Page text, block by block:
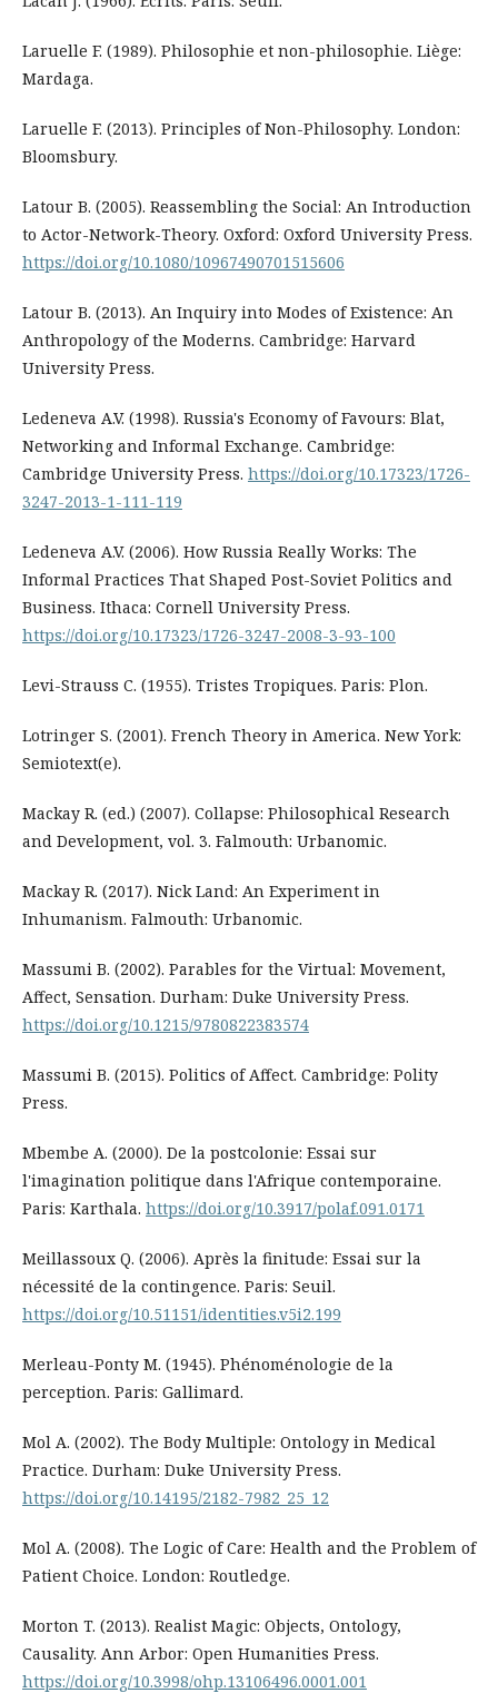
Laruelle F. (1989). Philosophie et non-philosophie. Liège:
Mardaga.
Laruelle F. (2013). Principles of Non-Philosophy. London:
Bloomsbury.
Latour B. (2005). Reassembling the Social: An Introduction
to Actor-Network-Theory. Oxford: Oxford University Press.
https://doi.org/10.1080/10967490701515606
Latour B. (2013). An Inquiry into Modes of Existence: An
Anthropology of the Moderns. Cambridge: Harvard
University Press.
Ledeneva A.V. (1998). Russia's Economy of Favours: Blat,
Networking and Informal Exchange. Cambridge:
Cambridge University Press. https://doi.org/10.17323/1726-
3247-2013-1-111-119
Ledeneva A.V. (2006). How Russia Really Works: The
Informal Practices That Shaped Post-Soviet Politics and
Business. Ithaca: Cornell University Press.
https://doi.org/10.17323/1726-3247-2008-3-93-100
Levi-Strauss C. (1955). Tristes Tropiques. Paris: Plon.
Lotringer S. (2001). French Theory in America. New York:
Semiotext(e).
Mackay R. (ed.) (2007). Collapse: Philosophical Research
and Development, vol. 3. Falmouth: Urbanomic.
Mackay R. (2017). Nick Land: An Experiment in
Inhumanism. Falmouth: Urbanomic.
Massumi B. (2002). Parables for the Virtual: Movement,
Affect, Sensation. Durham: Duke University Press.
https://doi.org/10.1215/9780822383574
Massumi B. (2015). Politics of Affect. Cambridge: Polity
Press.
Mbembe A. (2000). De la postcolonie: Essai sur
l'imagination politique dans l'Afrique contemporaine.
Paris: Karthala. https://doi.org/10.3917/polaf.091.0171
Meillassoux Q. (2006). Après la finitude: Essai sur la
nécessité de la contingence. Paris: Seuil.
https://doi.org/10.51151/identities.v5i2.199
Merleau-Ponty M. (1945). Phénoménologie de la
perception. Paris: Gallimard.
Mol A. (2002). The Body Multiple: Ontology in Medical
Practice. Durham: Duke University Press.
https://doi.org/10.14195/2182-7982_25_12
Mol A. (2008). The Logic of Care: Health and the Problem of
Patient Choice. London: Routledge.
Morton T. (2013). Realist Magic: Objects, Ontology,
Causality. Ann Arbor: Open Humanities Press.
https://doi.org/10.3998/ohp.13106496.0001.001